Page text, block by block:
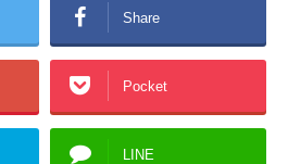
Share
Pocket
LINE